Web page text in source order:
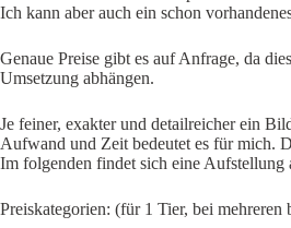
Ich kann aber auch ein schon
Genaue Preise gibt es auf Anfrage, da
Umsetzung abhängen.
Je feiner, exakter und detailreicher ein
Aufwand und Zeit bedeutet es für mich.
Im folgenden findet sich eine Aufstellung
Preiskategorien: (für 1 Tier, bei mehreren